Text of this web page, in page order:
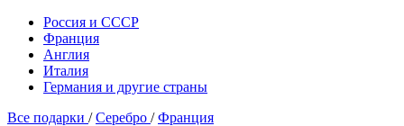
Россия и СССР
Франция
Англия
Италия
Германия и другие страны
Все подарки /Серебро /Франция